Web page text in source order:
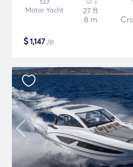
Motor Yacht
27 ft
8 m
$1,147 /zi